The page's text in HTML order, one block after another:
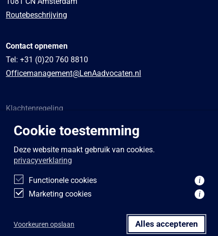
Routebeschrijving
Contact opnemen
Tel: +31 (0)20 760 8810
Officemanagement@LenAadvocaten.nl
Klachtenregeling
Sponsoring
Privacybeleid
Disclaimer
Cookie toestemming
Deze website maakt gebruik van cookies.
privacyverklaring
Functionele cookies
i
Marketing cookies i
Voorkeuren opslaan Alles accepteren